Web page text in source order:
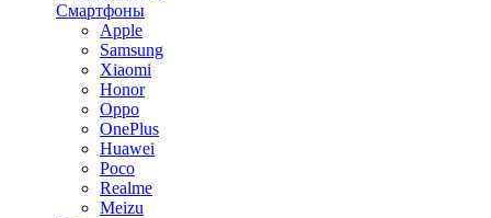
Смартфоны
Apple
Samsung
Xiaomi
Honor
Oppo
OnePlus
Huawei
Poco
Realme
Meizu